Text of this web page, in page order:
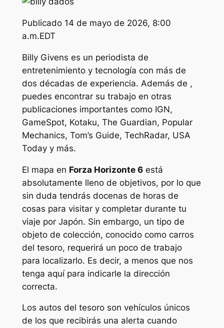
Publicado14 de mayo de 2026, 8:00
a.m.EDT
Billy Givens es un periodista de
entretenimiento y tecnología con más de
dos décadas de experiencia. Además de ,
puedes encontrar su trabajo en otras
publicaciones importantes como IGN,
GameSpot, Kotaku, The Guardian, Popular
Mechanics, Tom’s Guide, TechRadar, USA
Today y más.
El mapa en Forza Horizonte 6está
absolutamente lleno de objetivos, por lo que
sin duda tendrás docenas de horas de
cosas para visitar y completar durante tu
viaje por Japón. Sin embargo, un tipo de
objeto de colección, conocido como carros
del tesoro, requerirá un poco de trabajo
para localizarlo. Es decir, a menos que nos
tenga aquí para indicarle la dirección
correcta.
Los autos del tesoro son vehículos únicos
de los que recibirás una alerta cuando